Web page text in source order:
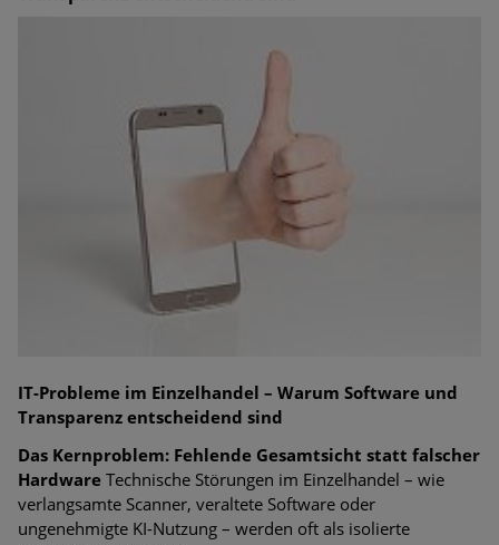
IT-Probleme im Einzelhandel – Warum Software und
Transparenz entscheidend sind
Das Kernproblem: Fehlende Gesamtsicht statt falscher
Hardware Technische Störungen im Einzelhandel – wie
verlangsamte Scanner, veraltete Software oder
ungenehmigte KI-Nutzung – werden oft als isolierte